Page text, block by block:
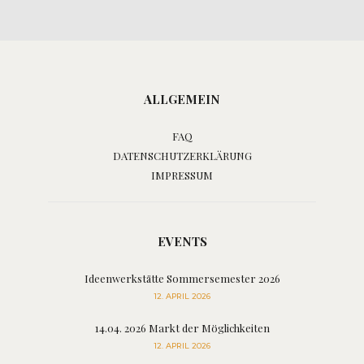
ALLGEMEIN
FAQ
DATENSCHUTZERKLÄRUNG
IMPRESSUM
EVENTS
Ideenwerkstätte Sommersemester 2026
12. APRIL 2026
14.04. 2026 Markt der Möglichkeiten
12. APRIL 2026